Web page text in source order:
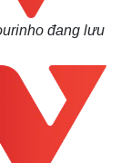
đang lưu